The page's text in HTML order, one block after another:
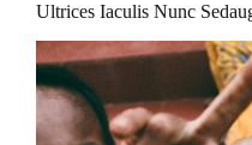
Ultrices Iaculis Nunc